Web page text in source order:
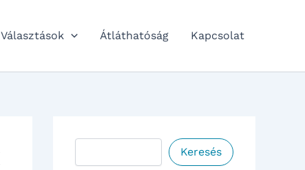
Választások Átláthatóság Kapcsolat
Keresés